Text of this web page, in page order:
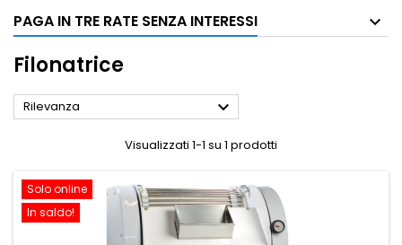
PAGA IN TRE RATE SENZA INTERESSI
Filonatrice
Rilevanza 
Visualizzati 1-1 su 1 prodotti
Solo online
In saldo!